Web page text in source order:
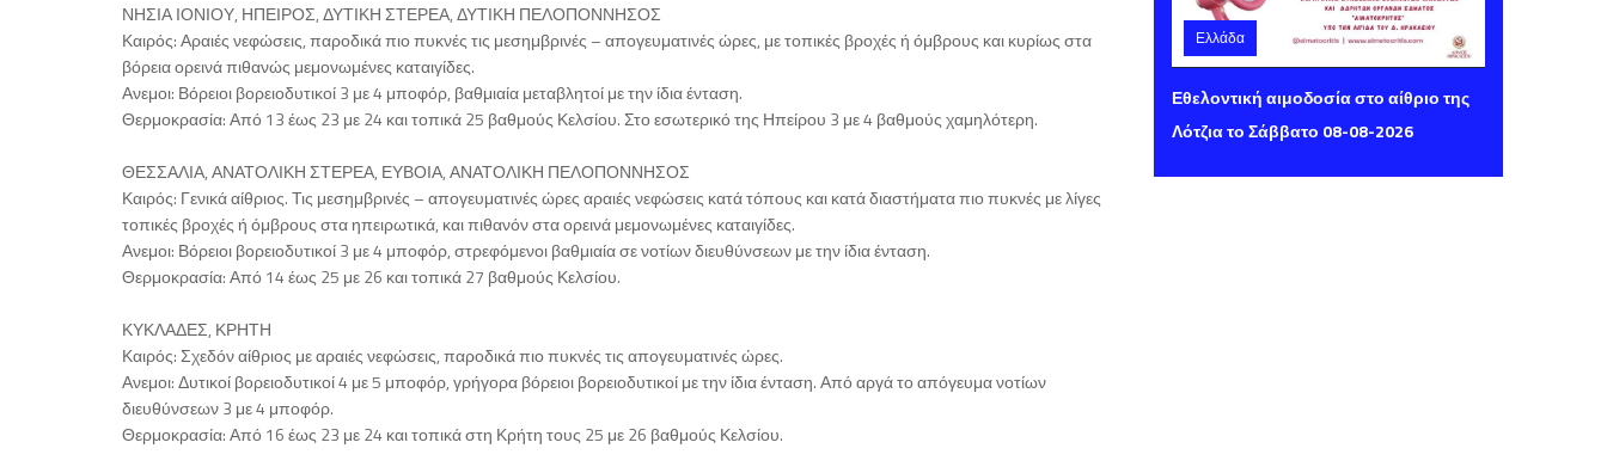
ΝΗΣΙΑ ΙΟΝΙΟΥ, ΗΠΕΙΡΟΣ, ΔΥΤΙΚΗ ΣΤΕΡΕΑ, ΔΥΤΙΚΗ ΠΕΛΟΠΟΝΝΗΣΟΣ
Καιρός: Αραιές νεφώσεις, παροδικά πιο πυκνές τις μεσημβρινές – απογευματινές ώρες, με τοπικές βροχές ή όμβρους και κυρίως στα
βόρεια ορεινά πιθανώς μεμονωμένες καταιγίδες.
Ανεμοι: Βόρειοι βορειοδυτικοί 3 με 4 μποφόρ, βαθμιαία μεταβλητοί με την ίδια ένταση.
Θερμοκρασία: Από 13 έως 23 με 24 και τοπικά 25 βαθμούς Κελσίου. Στο εσωτερικό της Ηπείρου 3 με 4 βαθμούς χαμηλότερη.
ΘΕΣΣΑΛΙΑ, ΑΝΑΤΟΛΙΚΗ ΣΤΕΡΕΑ, ΕΥΒΟΙΑ, ΑΝΑΤΟΛΙΚΗ ΠΕΛΟΠΟΝΝΗΣΟΣ
Καιρός: Γενικά αίθριος. Τις μεσημβρινές – απογευματινές ώρες αραιές νεφώσεις κατά τόπους και κατά διαστήματα πιο πυκνές με λίγες
τοπικές βροχές ή όμβρους στα ηπειρωτικά, και πιθανόν στα ορεινά μεμονωμένες καταιγίδες.
Ανεμοι: Βόρειοι βορειοδυτικοί 3 με 4 μποφόρ, στρεφόμενοι βαθμιαία σε νοτίων διευθύνσεων με την ίδια ένταση.
Θερμοκρασία: Από 14 έως 25 με 26 και τοπικά 27 βαθμούς Κελσίου.
ΚΥΚΛΑΔΕΣ, ΚΡΗΤΗ
Καιρός: Σχεδόν αίθριος με αραιές νεφώσεις, παροδικά πιο πυκνές τις απογευματινές ώρες.
Ανεμοι: Δυτικοί βορειοδυτικοί 4 με 5 μποφόρ, γρήγορα βόρειοι βορειοδυτικοί με την ίδια ένταση. Από αργά το απόγευμα νοτίων
διευθύνσεων 3 με 4 μποφόρ.
Θερμοκρασία: Από 16 έως 23 με 24 και τοπικά στη Κρήτη τους 25 με 26 βαθμούς Κελσίου.
Ελλάδα
Παρασκευή 07 Αυγούστου 2026 14:16
Εθελοντική αιμοδοσία στο αίθριο της
Λότζια το Σάββατο 08-08-2026